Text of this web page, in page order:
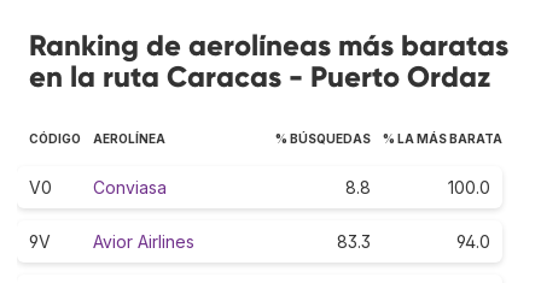
Ranking de aerolíneas más baratas
en la ruta Caracas - Puerto Ordaz
CÓDIGO AEROLÍNEA % BÚSQUEDAS % LA MÁS BARATA
V0 Conviasa 8.8 100.0
9V Avior Airlines 83.3 94.0